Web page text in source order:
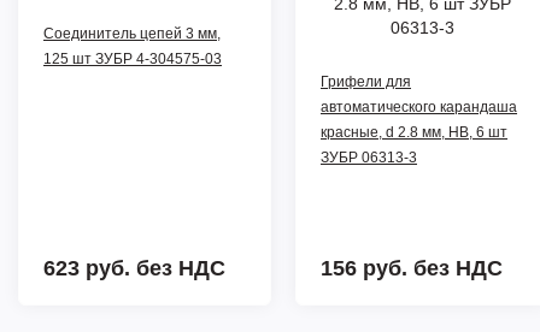
Соединитель цепей 3 мм,
125 шт ЗУБР 4-304575-03
623 руб. без НДС
Грифели для
автоматического карандаша
красные, d 2.8 мм, HB, 6 шт
ЗУБР 06313-3
156 руб. без НДС